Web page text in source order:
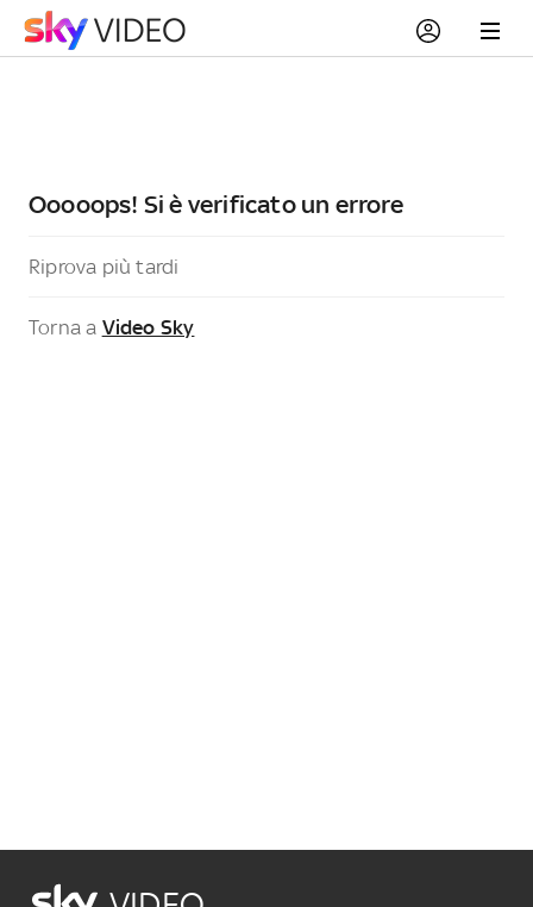
Ooooops! Si è verificato un errore
Riprova più tardi
Torna a Video Sky